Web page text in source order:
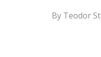
By Teodor